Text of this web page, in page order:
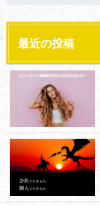
最近の投稿